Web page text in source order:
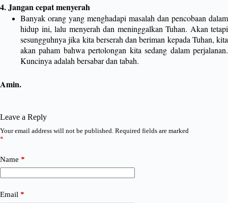
4. Jangan cepat menyerah
Banyak orang yang menghadapi masalah dan pencobaan dalam
hidup ini, lalu menyerah dan meninggalkan Tuhan. Akan tetapi
sesungguhnya jika kita berserah dan beriman kepada Tuhan, kita
akan paham bahwa pertolongan kita sedang dalam perjalanan.
Kuncinya adalah bersabar dan tabah.
Amin.
Leave a Reply
Your email address will not be published. Required fields are marked
*
Name *
Email *